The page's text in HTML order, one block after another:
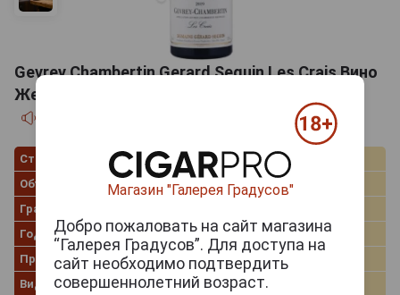
Gevrey Chambertin Gerard Seguin Les Crais Вино
Жевре Шамбертен Жерар Сегин Ле Крэ 0.75л
Страна производства
Франция
Объём
0.75 л
Градус
Год производства
2019
Производитель
Domaine Gerard Seguin
Вид вина
Красное сухое
Магазин "Галерея Градусов"
Добро пожаловать на сайт магазина
“Галерея Градусов”. Для доступа на
сайт необходимо подтвердить
совершеннолетний возраст.